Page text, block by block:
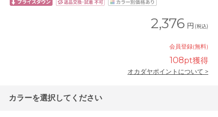
2,376 円 (税込)
会員登録(無料)
108pt獲得
オカダヤポイントについて >
カラーを選択してください